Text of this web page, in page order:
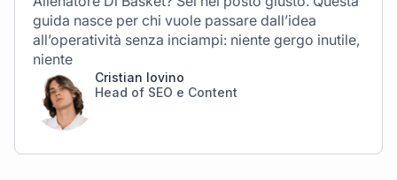
guida nasce per chi vuole passare dall’idea
all’operatività senza inciampi: niente gergo inutile,
niente
Cristian Iovino
Head of SEO e Content